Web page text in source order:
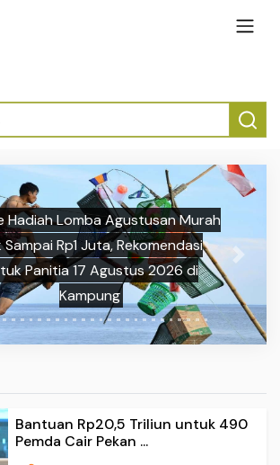
Lomba Agustusan Murah
Rp1 Juta, Rekomendasi
Panitia 17 Agustus 2026 di
Kampung
Next
Bantuan Rp20,5 Triliun untuk 490
Pemda Cair Pekan ...